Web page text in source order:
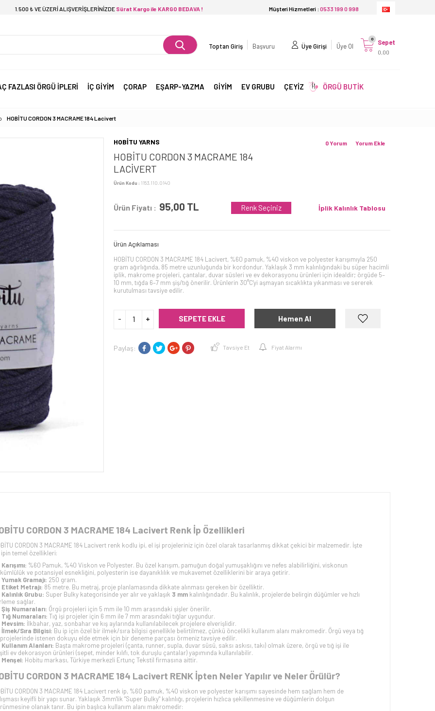
1.500 ₺ VE ÜZERİ ALIŞVERİŞLERİNİZDE Sürat Kargo ile KARGO BEDAVA ! Müşteri Hizmetleri : 0533 199 0 998
Başvuru
Toptan Giriş Üye Girişi Üye Ol Sepet
0,00
0
FAZLASI ÖRGÜ İPLERİ İÇ GİYİM ÇORAP EŞARP-YAZMA GİYİM EV GRUBU ÇEYİZ ÖRGÜ BUTİK
HOBİTU CORDON 3 MACRAME 184 Lacivert
HOBİTU YARNS
HOBİTU CORDON 3 MACRAME 184
LACIVERT
Ürün Kodu : 1153.110.0140
Yorum Ekle
0 Yorum
Ürün Fiyatı : 95,00 TL İplik Kalınlık Tablosu
Renk Seçiniz
Ürün Açıklaması
HOBİTU CORDON 3 MACRAME 184 Lacivert, %60 pamuk, %40 viskon ve polyester karışımıyla 250
gram ağırlığında, 85 metre uzunluğunda bir kordondur. Yaklaşık 3 mm kalınlığındaki bu süper hacimli
iplik, makrome projeleri, çantalar, duvar süsleri ve ev dekorasyonu ürünleri için idealdir; örgüde 5–
10 mm, tığda 6–7 mm şiş/tığ önerilir. Ürünlerin 30°C'yi aşmayan sıcaklıkta yıkanması ve sererek
kurutulması tavsiye edilir.
SEPETE EKLE Hemen Al
Paylaş: Tavsiye Et Fiyat Alarmı
CORDON 3 MACRAME 184 Lacivert Renk İp Özellikleri
CORDON 3 MACRAME 184 Lacivert renk kodlu ipi, el işi projeleriniz için özel olarak tasarlanmış dikkat çekici bir malzemedir. İşte
ipin temel özellikleri:
Karışımı: %60 Pamuk, %40 Viskon ve Polyester. Bu özel karışım, pamuğun doğal yumuşaklığını ve nefes alabilirliğini, viskonun
ve potansiyel esnekliğini, polyesterin ise dayanıklılık ve mukavemet özelliklerini bir araya getirir.
Yumak Gramajı: 250 gram.
Etiket Metrajı: 85 metre. Bu metraj, proje planlamasında dikkate alınması gereken bir özelliktir.
Kalınlık Grubu: Super Bulky kategorisinde yer alır ve yaklaşık 3 mm kalınlığındadır. Bu kalınlık, projelerde belirgin düğümler ve hızlı
sağlar.
Şiş Numaraları: Örgü projeleri için 5 mm ile 10 mm arasındaki şişler önerilir.
Tığ Numaraları: Tığ işi projeler için 6 mm ile 7 mm arasındaki tığlar uygundur.
Mevsim: İlkbahar, yaz, sonbahar ve kış aylarında kullanılabilecek projelere elverişlidir.
İlmek/Sıra Bilgisi: Bu ip için özel bir ilmek/sıra bilgisi genellikle belirtilmez, çünkü öncelikli kullanım alanı makromedir. Örgü veya tığ
istenen dokuyu elde etmek için bir deneme parçası örmeniz tavsiye edilir.
Kullanım Alanları: Başta makrome projeleri (çanta, runner, supla, duvar süsü, saksı askısı, takı) olmak üzere, örgü ve tığ işi ile
ev dekorasyon ürünleri (sepet, minder kılıfı, tok duruşlu çantalar) yapımında kullanılabilir.
Menşei: Hobitu markası, Türkiye merkezli Ertunç Tekstil firmasına aittir.
CORDON 3 MACRAME 184 Lacivert RENK İpten Neler Yapılır ve Neler Örülür?
CORDON 3 MACRAME 184 Lacivert renk ip, %60 pamuk, %40 viskon ve polyester karışımı sayesinde hem sağlam hem de
keyifli bir yapı sunar. Yaklaşık 3mm'lik "Super Bulky" kalınlığı, projelerin hızlıca şekillenmesine ve düğümlerin dolgun
olanak tanır. Bu ipin başlıca kullanım alanı makromedir: